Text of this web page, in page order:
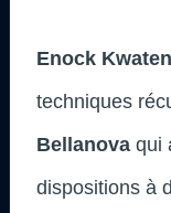
Enock
techniques
Bellanova qui
dispositions à